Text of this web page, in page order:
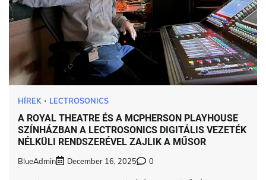
HÍREK LECTROSONICS
A ROYAL THEATRE ÉS A MCPHERSON PLAYHOUSE
SZÍNHÁZBAN A LECTROSONICS DIGITÁLIS VEZETÉK
NÉLKÜLI RENDSZERÉVEL ZAJLIK A MŰSOR
BlueAdmin December 16, 2025 0